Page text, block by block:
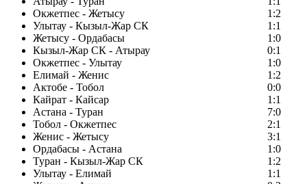
Окжетпес - Жетысу
1:2
Улытау - Кызыл-Жар СК
1:1
Жетысу - Ордабасы
1:0
Кызыл-Жар СК - Атырау
0:1
Окжетпес - Улытау
1:0
Елимай - Женис
1:2
Актобе - Тобол
0:0
Кайрат - Кайсар
1:1
Астана - Туран
7:0
Тобол - Окжетпес
2:1
Женис - Жетысу
3:1
Ордабасы - Астана
1:0
Туран - Кызыл-Жар СК
1:2
Улытау - Елимай
1:1